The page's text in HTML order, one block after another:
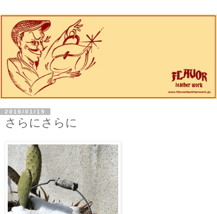
2016/01/19
さらにさらに